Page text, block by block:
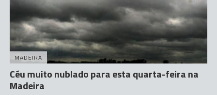
MADEIRA
Céu muito nublado para esta quarta-feira na
Madeira